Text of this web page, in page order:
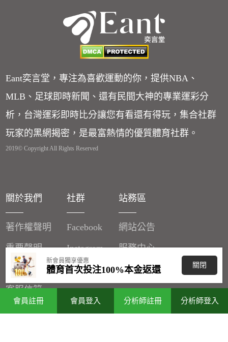
會員註冊 會員登入 分析師註冊 分析師登入
新會員獨享優惠
體育首次投注100%本金返還 關閉
Eant奕言堂，專注為喜歡運動的你，提供NBA、
MLB、足球即時新聞、還有民間大神的專業運彩分
析，台灣運彩即時比分讓您有看還有得玩，集合社群
玩家的黑網揭密，是最富熱情的優質體育社群。
2019© Copyright All Rights Reserved
關於我們
著作權聲明
重要聲明
廣告刊登
客服信箱
社群
Facebook
Instagram
站務區
網站公告
服務中心